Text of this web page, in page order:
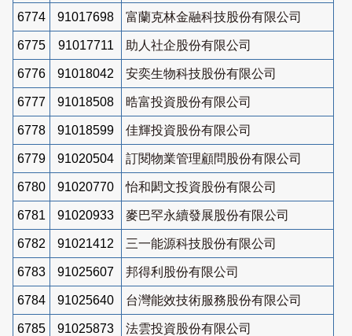
6774 91017698 富蘭克林金融科技股份有限公司
6775 91017711 助人社企股份有限公司
6776 91018042 安奕生物科技股份有限公司
6777 91018508 晧富投資股份有限公司
6778 91018599 佳輝投資股份有限公司
6779 91020504 訂閱物業管理顧問股份有限公司
6780 91020770 怡和閎文投資股份有限公司
6781 91020933 麥巴罕永續發展股份有限公司
6782 91021412 三一能源科技股份有限公司
6783 91025607 邦得利股份有限公司
6784 91025640 台灣能效技術服務股份有限公司
6785 91025873 法雲投資股份有限公司